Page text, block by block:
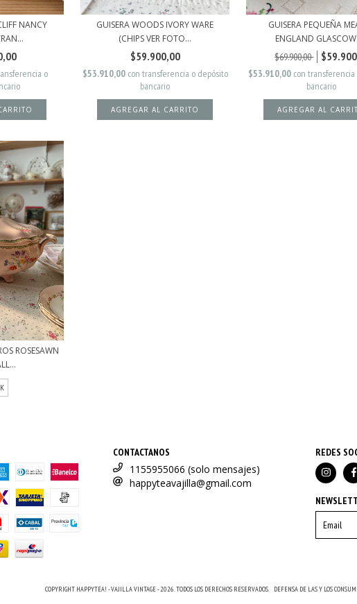
NANCY
o
GUISERA WOODS IVORY WARE
(CHIPS VER FOTO...
$59.900,00
$53.910,00 con transferencia o depósito
bancario
GUISERA PEQUEÑA
ENGLAND
$69.900,00
$53.910,00 con
bancario
ROSESAWN
CONTACTANOS
1155955066 (solo mensajes)
happyteavajilla@gmail.com
REDES
COPYRIGHT HAPPYTEA! - VAJILLA VINTAGE - 2026. TODOS LOS DERECHOS RESERVADOS. DEFENSA DE LAS Y LOS